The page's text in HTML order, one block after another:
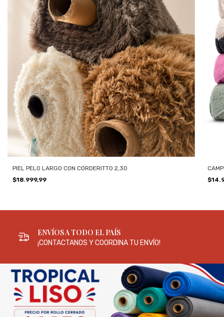
PIEL PELO LARGO CON CORDERITTO 2,30
$18.999,99
ENVÍOS A TODO EL PAÍS
¡CONTACTANOS Y COORDINA TU ENVÍO!